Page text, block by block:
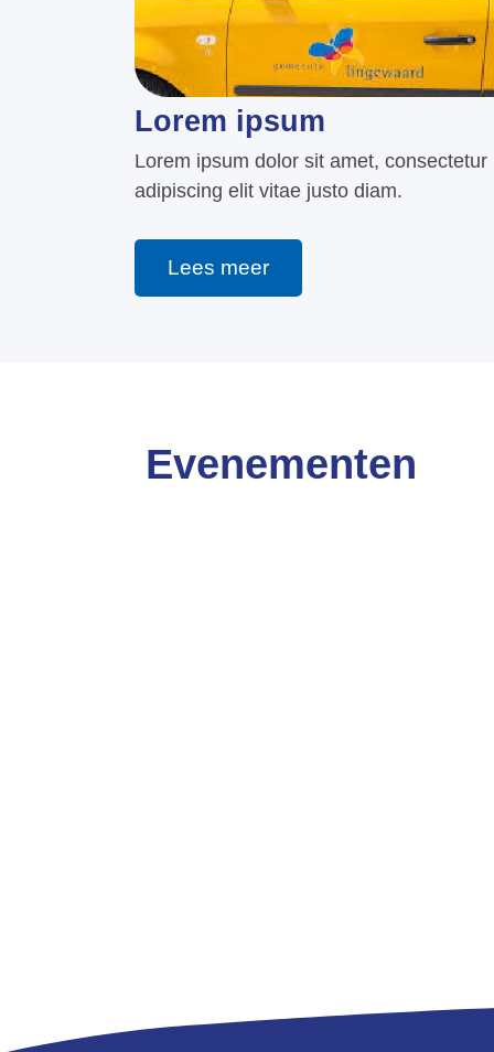
Lorem ipsum
Lorem ipsum dolor sit amet, consectetur
adipiscing elit vitae justo diam.
Lees meer
Evenementen